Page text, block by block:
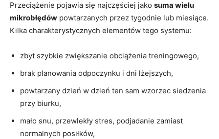
Przeciążenie pojawia się najczęściej jako suma wielu
mikrobłędów powtarzanych przez tygodnie lub miesiące.
Kilka charakterystycznych elementów tego systemu:
zbyt szybkie zwiększanie obciążenia treningowego,
brak planowania odpoczynku i dni lżejszych,
powtarzany dzień w dzień ten sam wzorzec siedzenia
przy biurku,
mało snu, przewlekły stres, podjadanie zamiast
normalnych posiłków,